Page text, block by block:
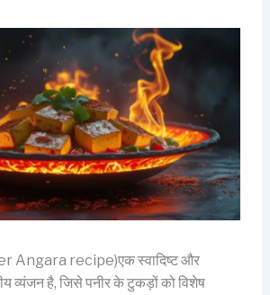
Angara recipe)एक स्वादिष्ट और
व्यंजन है, जिसे पनीर के टुकड़ों को विशेष